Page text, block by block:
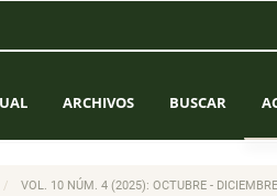
ARCHIVOS BUSCAR
VOL. 10 NÚM. 4 (2025): OCTUBRE - DICIEMBRE